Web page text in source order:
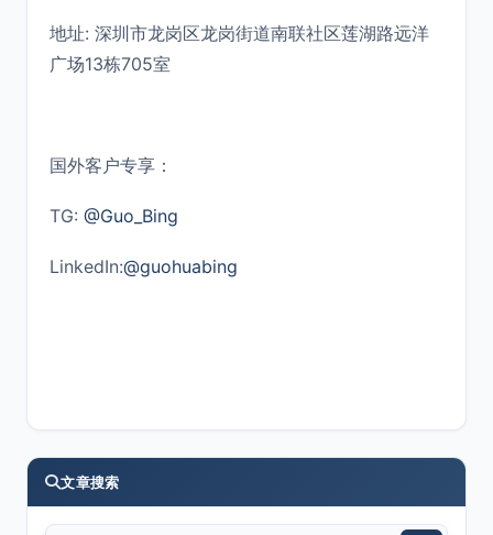
地址: 深圳市龙岗区龙岗街道南联社区莲湖路远洋
广场13栋705室
国外客户专享：
TG: @Guo_Bing
LinkedIn:@guohuabing
文章搜索